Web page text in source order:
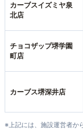
カーブスイズミヤ泉
北店
チョコザップ堺学園
町店
カーブス堺深井店
※上記には、施設運営者か